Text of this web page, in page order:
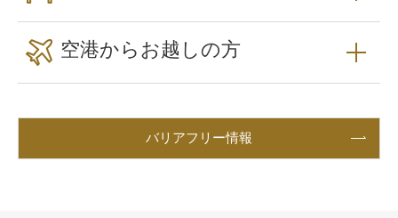
空港からお越しの方
バリアフリー情報